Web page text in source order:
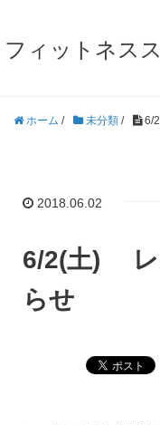
フィットネス
ホーム / 未分類 / 6/
2018.06.02
6/2(土) レ
らせ